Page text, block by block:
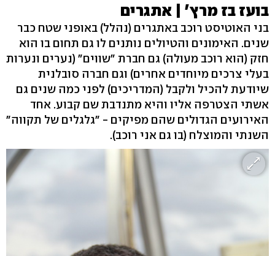
בועז בז מרץ' | אתגרים
בני האוטיסט רוכב באתגרים (נהלל) באופני שטח כבר
שנים. האימונים והטיולים נותנים לו גם תחום בו הוא
חזק (הוא רוכב מעולה) גם חברת "שווים" (נערים ונערות
בעלי צרכים מיוחדים אחרים) וגם חברה סובלנית
שיודעת להכיל ולקבל (המדריכים) לפני כמה שנים גם
אשתי הצטרפה אליו והיא מתנדבת שם קבוע. אחד
האירועים הגדולים שהם מפיקים - "גלגלים של תקווה"
השנתי והמוצלח (בו גם אני רוכב).